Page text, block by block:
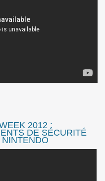
2012 :
DE SÉCURITÉ